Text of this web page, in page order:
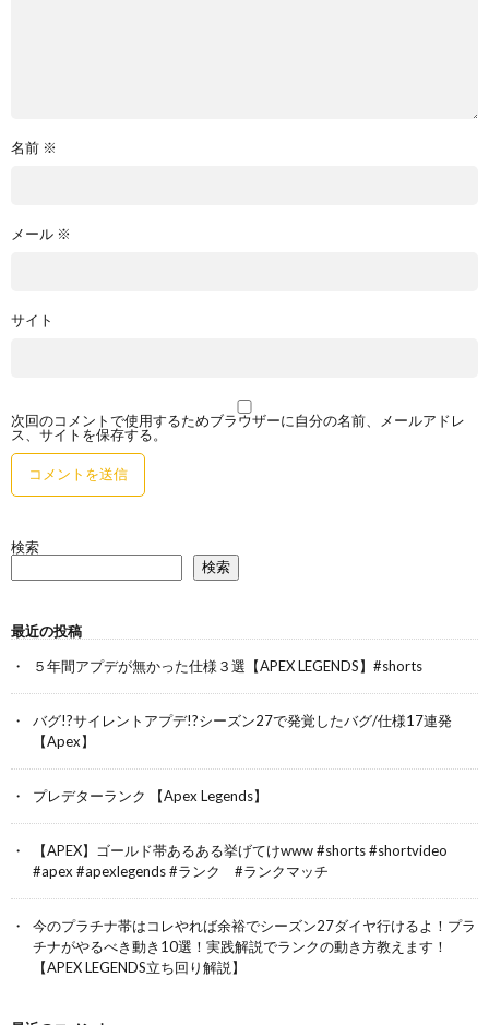
名前 ※
メール ※
サイト
次回のコメントで使用するためブラウザーに自分の名前、メールアドレ
ス、サイトを保存する。
検索
検索
最近の投稿
５年間アプデが無かった仕様３選【APEX LEGENDS】#shorts
バグ!?サイレントアプデ!?シーズン27で発覚したバグ/仕様17連発
【Apex】
プレデターランク 【Apex Legends】
【APEX】ゴールド帯あるある挙げてけwww #shorts #shortvideo
#apex #apexlegends #ランク #ランクマッチ
今のプラチナ帯はコレやれば余裕でシーズン27ダイヤ行けるよ！プラ
チナがやるべき動き10選！実践解説でランクの動き方教えます！
【APEX LEGENDS立ち回り解説】